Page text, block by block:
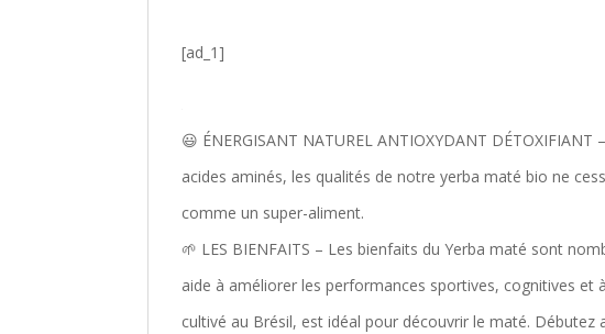
[ad_1]
😃 ÉNERGISANT NATUREL ANTIOXYDANT
acides aminés, les qualités de notre yerba maté bio ne
comme un super-aliment.
🌱 LES BIENFAITS – Les bienfaits du Yerba maté sont
aide à améliorer les performances sportives, cognitives
cultivé au Brésil, est idéal pour découvrir le maté.